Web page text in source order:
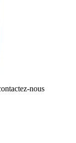
nous